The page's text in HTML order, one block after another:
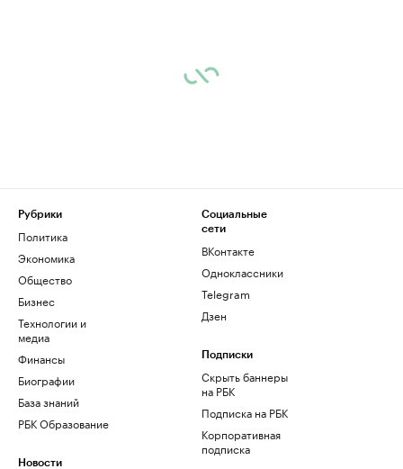
Рубрики
Политика
Экономика
Общество
Бизнес
Технологии и
медиа
Финансы
Биографии
База знаний
РБК Образование
Новости
Социальные
сети
ВКонтакте
Одноклассники
Telegram
Дзен
Подписки
Скрыть баннеры
на РБК
Подписка на РБК
Корпоративная
подписка